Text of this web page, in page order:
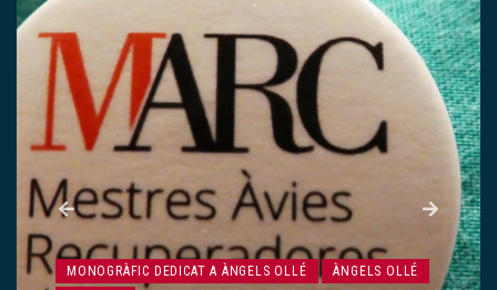
MONOGRÀFIC DEDICAT A ÀNGELS OLLÉ
ÀNGELS OLLÉ